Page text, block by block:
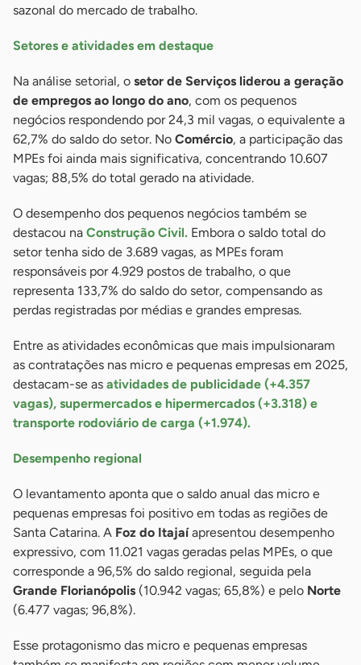
sazonal do mercado de trabalho.
Setores e atividades em destaque
Na análise setorial, o setor de Serviços liderou a geração
de empregos ao longo do ano, com os pequenos
negócios respondendo por 24,3 mil vagas, o equivalente a
62,7% do saldo do setor. No Comércio, a participação das
MPEs foi ainda mais significativa, concentrando 10.607
vagas; 88,5% do total gerado na atividade.
O desempenho dos pequenos negócios também se
destacou na Construção Civil. Embora o saldo total do
setor tenha sido de 3.689 vagas, as MPEs foram
responsáveis por 4.929 postos de trabalho, o que
representa 133,7% do saldo do setor, compensando as
perdas registradas por médias e grandes empresas.
Entre as atividades econômicas que mais impulsionaram
as contratações nas micro e pequenas empresas em 2025,
destacam-se as atividades de publicidade (+4.357
vagas), supermercados e hipermercados (+3.318) e
transporte rodoviário de carga (+1.974).
Desempenho regional
O levantamento aponta que o saldo anual das micro e
pequenas empresas foi positivo em todas as regiões de
Santa Catarina. A Foz do Itajaíapresentou desempenho
expressivo, com 11.021 vagas geradas pelas MPEs, o que
corresponde a 96,5% do saldo regional, seguida pela
Grande Florianópolis (10.942 vagas; 65,8%) e pelo Norte
(6.477 vagas; 96,8%).
Esse protagonismo das micro e pequenas empresas